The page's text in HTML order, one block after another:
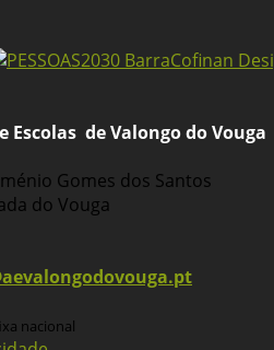
Escolas de Valongo do Vouga
Gomes dos Santos
do Vouga
nacional